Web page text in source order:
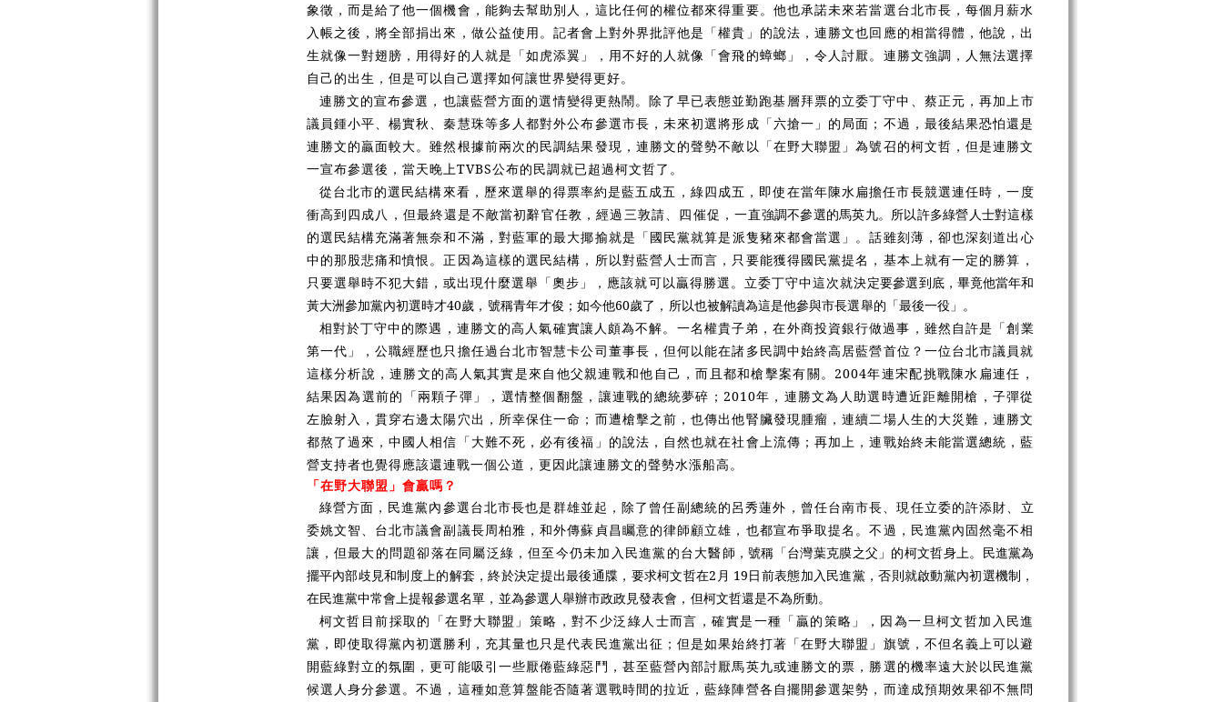
象徵，而是給了他一個機會，能夠去幫助別人，這比任何的權位都來得重要。他也承諾未來若當選台北市長，每個月薪水
入帳之後，將全部捐出來，做公益使用。記者會上對外界批評他是「權貴」的說法，連勝文也回應的相當得體，他說，出
生就像一對翅膀，用得好的人就是「如虎添翼」，用不好的人就像「會飛的蟑螂」，令人討厭。連勝文強調，人無法選擇
自己的出生，但是可以自己選擇如何讓世界變得更好。
連勝文的宣布參選，也讓藍營方面的選情變得更熱鬧。除了早已表態並勤跑基層拜票的立委丁守中、蔡正元，再加上市
議員鍾小平、楊實秋、秦慧珠等多人都對外公布參選市長，未來初選將形成「六搶一」的局面；不過，最後結果恐怕還是
連勝文的贏面較大。雖然根據前兩次的民調結果發現，連勝文的聲勢不敵以「在野大聯盟」為號召的柯文哲，但是連勝文
一宣布參選後，當天晚上TVBS公布的民調就已超過柯文哲了。
從台北市的選民結構來看，歷來選舉的得票率約是藍五成五，綠四成五，即使在當年陳水扁擔任市長競選連任時，一度
衝高到四成八，但最終還是不敵當初辭官任教，經過三敦請、四催促，一直強調不參選的馬英九。所以許多綠營人士對這樣
的選民結構充滿著無奈和不滿，對藍軍的最大揶揄就是「國民黨就算是派隻豬來都會當選」。話雖刻薄，卻也深刻道出心
中的那股悲痛和憤恨。正因為這樣的選民結構，所以對藍營人士而言，只要能獲得國民黨提名，基本上就有一定的勝算，
只要選舉時不犯大錯，或出現什麼選舉「奧步」，應該就可以贏得勝選。立委丁守中這次就決定要參選到底，畢竟他當年和
黃大洲參加黨內初選時才40歲，號稱青年才俊；如今他60歲了，所以也被解讀為這是他參與市長選舉的「最後一役」。
相對於丁守中的際遇，連勝文的高人氣確實讓人頗為不解。一名權貴子弟，在外商投資銀行做過事，雖然自許是「創業
第一代」，公職經歷也只擔任過台北市智慧卡公司董事長，但何以能在諸多民調中始終高居藍營首位？一位台北市議員就
這樣分析說，連勝文的高人氣其實是來自他父親連戰和他自己，而且都和槍擊案有關。2004年連宋配挑戰陳水扁連任，
結果因為選前的「兩顆子彈」，選情整個翻盤，讓連戰的總統夢碎；2010年，連勝文為人助選時遭近距離開槍，子彈從
左臉射入，貫穿右邊太陽穴出，所幸保住一命；而遭槍擊之前，也傳出他腎臟發現腫瘤，連續二場人生的大災難，連勝文
都熬了過來，中國人相信「大難不死，必有後福」的說法，自然也就在社會上流傳；再加上，連戰始終未能當選總統，藍
營支持者也覺得應該還連戰一個公道，更因此讓連勝文的聲勢水漲船高。
「在野大聯盟」會贏嗎？
綠營方面，民進黨內參選台北市長也是群雄並起，除了曾任副總統的呂秀蓮外，曾任台南市長、現任立委的許添財、立
委姚文智、台北市議會副議長周柏雅，和外傳蘇貞昌矚意的律師顧立雄，也都宣布爭取提名。不過，民進黨內固然毫不相
讓，但最大的問題卻落在同屬泛綠，但至今仍未加入民進黨的台大醫師，號稱「台灣葉克膜之父」的柯文哲身上。民進黨為
擺平內部歧見和制度上的解套，終於決定提出最後通牒，要求柯文哲在2月 19日前表態加入民進黨，否則就啟動黨內初選機制，
在民進黨中常會上提報參選名單，並為參選人舉辦市政政見發表會，但柯文哲還是不為所動。
柯文哲目前採取的「在野大聯盟」策略，對不少泛綠人士而言，確實是一種「贏的策略」，因為一旦柯文哲加入民進
黨，即使取得黨內初選勝利，充其量也只是代表民進黨出征；但是如果始終打著「在野大聯盟」旗號，不但名義上可以避
開藍綠對立的氛圍，更可能吸引一些厭倦藍綠惡鬥，甚至藍營內部討厭馬英九或連勝文的票，勝選的機率遠大於以民進黨
候選人身分參選。不過，這種如意算盤能否隨著選戰時間的拉近，藍綠陣營各自擺開參選架勢，而達成預期效果卻不無問